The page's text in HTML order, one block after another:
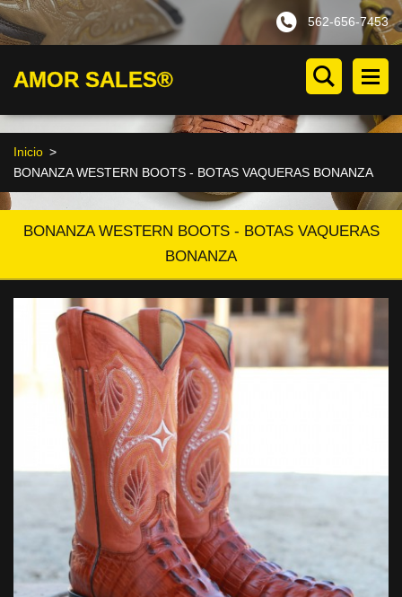
562-656-7453
AMOR SALES®
Inicio >
BONANZA WESTERN BOOTS - BOTAS VAQUERAS BONANZA
BONANZA WESTERN BOOTS - BOTAS VAQUERAS
BONANZA